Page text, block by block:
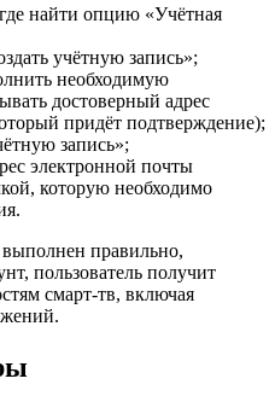
найти опцию «Учётная
учётную запись»;
необходимую
достоверный адрес
придёт подтверждение);
запись»;
электронной почты
которую необходимо
правильно,
пользователь получит
смарт-тв, включая